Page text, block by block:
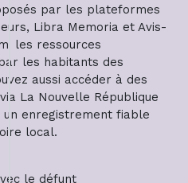
par les plateformes
Libra Memoria et Avis-
les ressources
les habitants des
aussi accéder à des
La Nouvelle République
un enregistrement fiable
local.
le défunt